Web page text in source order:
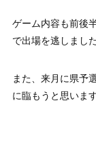
ゲーム内容も前後
で出場を逃しまし
また、来月に県予
に臨もうと思いま